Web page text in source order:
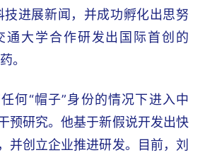
进展新闻，并成功孵化出思努
通大学合作研发出国际首创的
。
何“帽子”身份的情况下进入中
预研究。他基于新假说开发出快
并创立企业推进研发。目前，刘